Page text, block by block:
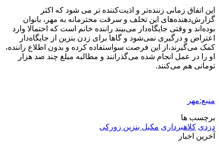
این اتفاق زمانی زننده‌تر و اذیت‌کننده تر می شود که اکثر
گزارش‌دهنده‌های این تخلف و سرقت محترمانه به مهر، بانوان
بوده‌اند و وقتی جایگاه‌دار می‌بیند راننده خانم است که احتمالا وارد
اعتراض و درگیری نمی‌شود و گاها برای زدن بنزین از جایگاه‌دار
کمک می‌گیرند،از این فرصت سواستفاده کرده و بدون اطلاع راننده،
او را در عمل انجام شده می‌گذرانند و مطالبه مبلغ چند صد هزار
تومانی هم می‌کنند.
منبع:مهر
برچسب ها
دزدی کلاهبرداری مکبل بنزین زورکی
آخرین اخبار